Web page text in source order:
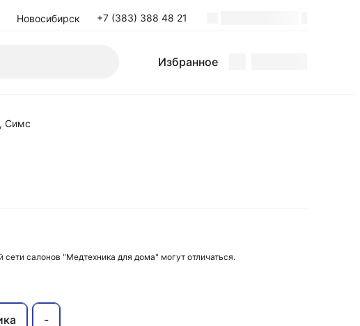
Новосибирск +7 (383) 388 48 21
Избранное
Симс
сети салонов "Медтехника для дома" могут отличаться.
-